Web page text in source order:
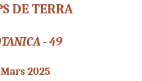
DE TERRA
- 49
2025